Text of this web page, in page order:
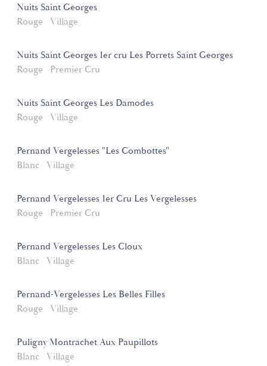
Nuits Saint Georges
Rouge
Village
Nuits Saint Georges 1er cru Les Porrets Saint Georges
Rouge
Premier Cru
Nuits Saint Georges Les Damodes
Rouge
Village
Pernand Vergelesses "Les Combottes"
Blanc
Village
Pernand Vergelesses 1er Cru Les Vergelesses
Rouge
Premier Cru
Pernand Vergelesses Les Cloux
Blanc
Village
Pernand-Vergelesses Les Belles Filles
Rouge
Village
Puligny Montrachet Aux Paupillots
Blanc
Village